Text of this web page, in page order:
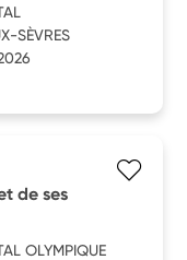
SÈVRES
de ses
OLYMPIQUE